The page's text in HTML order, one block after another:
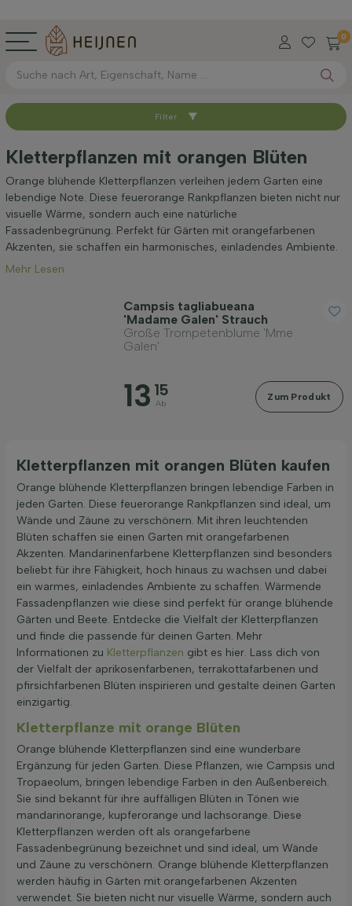
0
Sortieren nach
Verfügbar
Höhe bei Lieferung (cm)
Anwendung
Filter anwenden
Filter
Kletterpflanzen mit orangen Blüten
Orange blühende Kletterpflanzen verleihen jedem Garten eine
lebendige Note. Diese feuerorange Rankpflanzen bieten nicht nur
visuelle Wärme, sondern auch eine natürliche
Fassadenbegrünung. Perfekt für Gärten mit orangefarbenen
Akzenten, sie schaffen ein harmonisches, einladendes Ambiente.
Mehr Lesen
Campsis tagliabueana
'Madame Galen' Strauch
Große Trompetenblume 'Mme
Galen'
13 15
Ab
Zum Produkt
Kletterpflanzen mit orangen Blüten kaufen
Orange blühende Kletterpflanzen bringen lebendige Farben in
jeden Garten. Diese feuerorange Rankpflanzen sind ideal, um
Wände und Zäune zu verschönern. Mit ihren leuchtenden
Blüten schaffen sie einen Garten mit orangefarbenen
Akzenten. Mandarinenfarbene Kletterpflanzen sind besonders
beliebt für ihre Fähigkeit, hoch hinaus zu wachsen und dabei
ein warmes, einladendes Ambiente zu schaffen. Wärmende
Fassadenpflanzen wie diese sind perfekt für orange blühende
Gärten und Beete. Entdecke die Vielfalt der Kletterpflanzen
und finde die passende für deinen Garten. Mehr
Informationen zu Kletterpflanzen gibt es hier. Lass dich von
der Vielfalt der aprikosenfarbenen, terrakottafarbenen und
pfirsichfarbenen Blüten inspirieren und gestalte deinen Garten
einzigartig.
Kletterpflanze mit orange Blüten
Orange blühende Kletterpflanzen sind eine wunderbare
Ergänzung für jeden Garten. Diese Pflanzen, wie Campsis und
Tropaeolum, bringen lebendige Farben in den Außenbereich.
Sie sind bekannt für ihre auffälligen Blüten in Tönen wie
mandarinorange, kupferorange und lachsorange. Diese
Kletterpflanzen werden oft als orangefarbene
Fassadenbegrünung bezeichnet und sind ideal, um Wände
und Zäune zu verschönern. Orange blühende Kletterpflanzen
werden häufig in Gärten mit orangefarbenen Akzenten
verwendet. Sie bieten nicht nur visuelle Wärme, sondern auch